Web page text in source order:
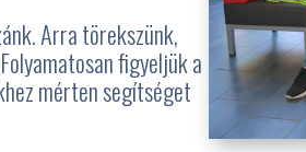
Arra törekszünk,
figyeljük a
mérten segítséget